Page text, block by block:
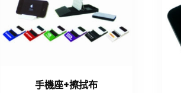
手機座+擦拭布